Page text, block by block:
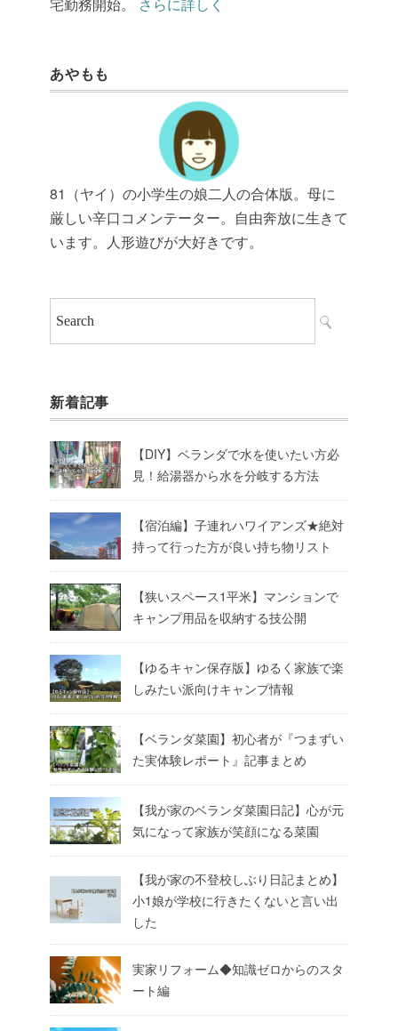
宅勤務開始。 さらに詳しく
あやもも
81（ヤイ）の小学生の娘二人の合体版。母に
厳しい辛口コメンテーター。自由奔放に生きて
います。人形遊びが大好きです。
新着記事
【DIY】ベランダで水を使いたい方必
見！給湯器から水を分岐する方法
【宿泊編】子連れハワイアンズ★絶対
持って行った方が良い持ち物リスト
【狭いスペース1平米】マンションで
キャンプ用品を収納する技公開
【ゆるキャン保存版】ゆるく家族で楽
しみたい派向けキャンプ情報
【ベランダ菜園】初心者が『つまずい
た実体験レポート』記事まとめ
【我が家のベランダ菜園日記】心が元
気になって家族が笑顔になる菜園
【我が家の不登校しぶり日記まとめ】
小1娘が学校に行きたくないと言い出
した
実家リフォーム◆知識ゼロからのスタ
ート編